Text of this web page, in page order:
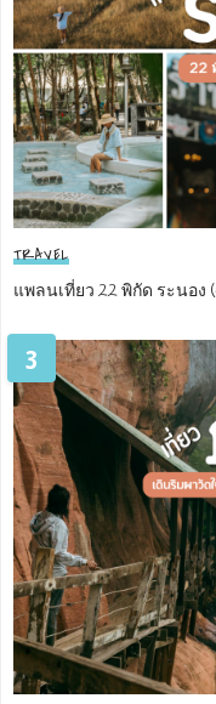
TRAVEL
แพลนเที่ยว 22 พิกัด ระนอง
3